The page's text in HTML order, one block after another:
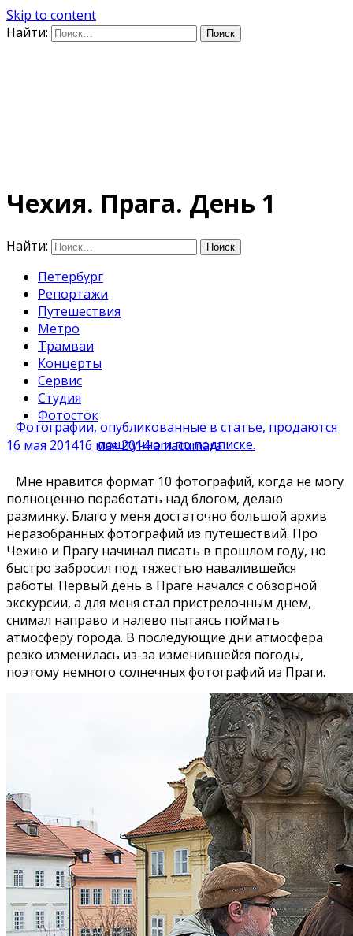
Skip to content
Найти:
Чехия. Прага. День 1
Найти:
Петербург
Репортажи
Путешествия
Метро
Трамваи
Концерты
Сервис
Студия
Фотосток
16 мая 201416 мая 2014amacumara
Фотографии, опубликованные в статье, продаются
поштучно и по подписке.
Мне нравится формат 10 фотографий, когда не могу
полноценно поработать над блогом, делаю
разминку. Благо у меня достаточно большой архив
неразобранных фотографий из путешествий. Про
Чехию и Прагу начинал писать в прошлом году, но
быстро забросил под тяжестью навалившейся
работы. Первый день в Праге начался с обзорной
экскурсии, а для меня стал пристрелочным днем,
снимал направо и налево пытаясь поймать
атмосферу города. В последующие дни атмосфера
резко изменилась из-за изменившейся погоды,
поэтому немного солнечных фотографий из Праги.